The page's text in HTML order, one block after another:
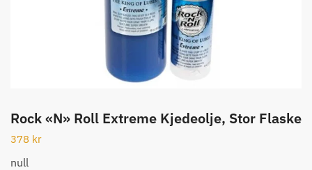
Rock «N» Roll Extreme Kjedeolje, Stor Flaske
378 kr
null